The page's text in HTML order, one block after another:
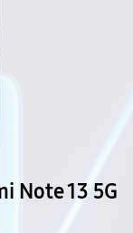
Note 13 5G